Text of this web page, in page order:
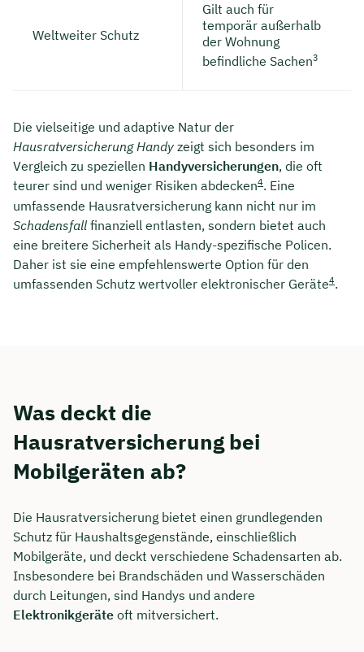
Weltweiter Schutz
Gilt auch für
temporär außerhalb
der Wohnung
befindliche Sachen3
Die vielseitige und adaptive Natur der
Hausratversicherung Handy zeigt sich besonders im
Vergleich zu speziellen Handyversicherungen, die oft
teurer sind und weniger Risiken abdecken4. Eine
umfassende Hausratversicherung kann nicht nur im
Schadensfall finanziell entlasten, sondern bietet auch
eine breitere Sicherheit als Handy-spezifische Policen.
Daher ist sie eine empfehlenswerte Option für den
umfassenden Schutz wertvoller elektronischer Geräte4.
Was deckt die
Hausratversicherung bei
Mobilgeräten ab?
Die Hausratversicherung bietet einen grundlegenden
Schutz für Haushaltsgegenstände, einschließlich
Mobilgeräte, und deckt verschiedene Schadensarten ab.
Insbesondere bei Brandschäden und Wasserschäden
durch Leitungen, sind Handys und andere
Elektronikgeräte oft mitversichert.